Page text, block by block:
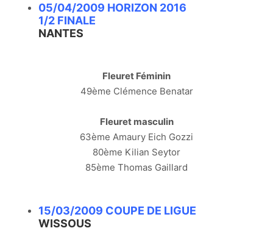
05/04/2009 HORIZON 2016
1/2 FINALE
NANTES
Fleuret Féminin
49ème Clémence Benatar
Fleuret masculin
63ème Amaury Eich Gozzi
80ème Kilian Seytor
85ème Thomas Gaillard
15/03/2009 COUPE DE LIGUE
WISSOUS